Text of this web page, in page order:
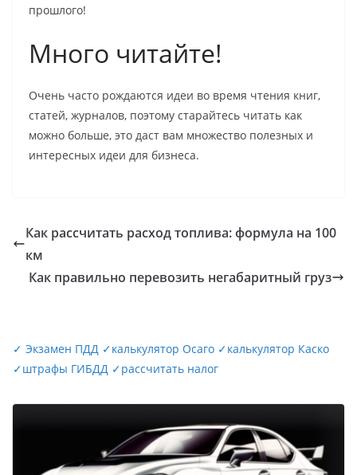
прошлого!
Много читайте!
Очень часто рождаются идеи во время чтения книг,
статей, журналов, поэтому старайтесь читать как
можно больше, это даст вам множество полезных и
интересных идеи для бизнеса.
Как рассчитать расход топлива: формула на 100
км
Как правильно перевозить негабаритный груз
✓ Экзамен ПДД ✓калькулятор Осаго ✓калькулятор Каско
✓штрафы ГИБДД ✓рассчитать налог